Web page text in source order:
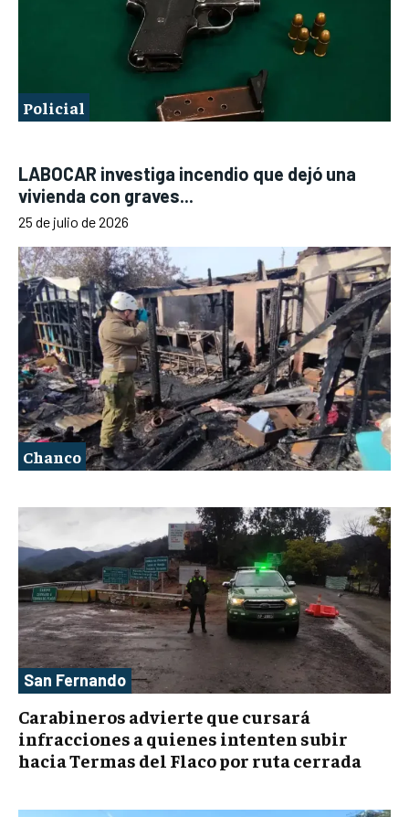
Policial
LABOCAR investiga incendio que dejó una
vivienda con graves...
25 de julio de 2026
Chanco
San Fernando
Carabineros advierte que cursará
infracciones a quienes intenten subir
hacia Termas del Flaco por ruta cerrada